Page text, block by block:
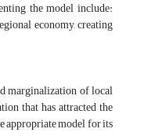
the model include:
economy, creating
marginalization of local
that has attracted the
appropriate model for its